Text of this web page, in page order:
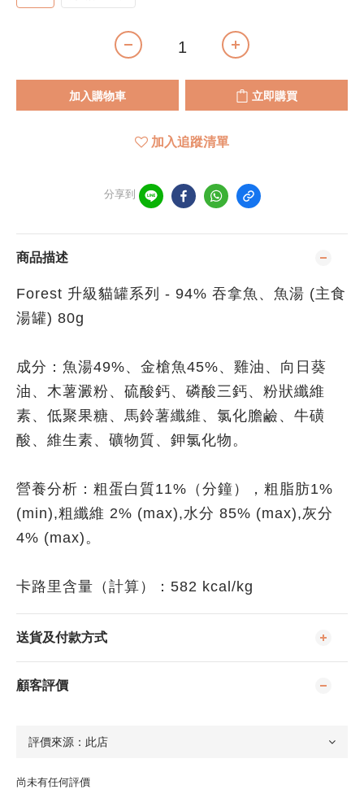
加入購物車 立即購買
加入追蹤清單
分享到
商品描述
Forest 升級貓罐系列 - 94% 吞拿魚、魚湯 (主食
湯罐) 80g
成分：魚湯49%、金槍魚45%、雞油、向日葵
油、木薯澱粉、硫酸鈣、磷酸三鈣、粉狀纖維
素、低聚果糖、馬鈴薯纖維、氯化膽鹼、牛磺
酸、維生素、礦物質、鉀氯化物。
營養分析：粗蛋白質11%（分鐘），粗脂肪1%
(min),粗纖維 2% (max),水分 85% (max),灰分
4% (max)。
卡路里含量（計算）：582 kcal/kg
送貨及付款方式
顧客評價
尚未有任何評價